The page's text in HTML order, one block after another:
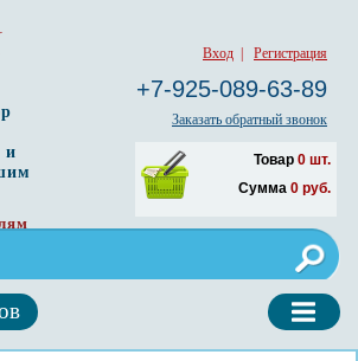
Вход Регистрация
+7-925-089-63-89
Заказать обратный звонок
Товар 0 шт.
Сумма 0 руб.
и